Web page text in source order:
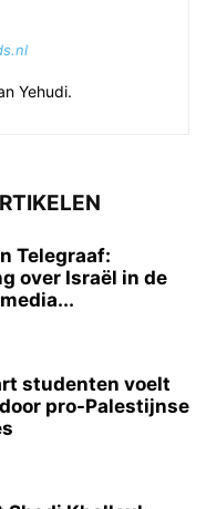
Yehudi.
Telegraaf:
over Israël in de
studenten voelt
pro-Palestijnse